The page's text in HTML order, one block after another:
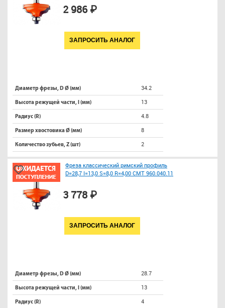
2 986 ₽
ЗАПРОСИТЬ АНАЛОГ
Диаметр фрезы, D Ø (мм) 34.2
Высота режущей части, l (мм) 13
Радиус (R) 4.8
Размер хвостовика Ø (мм) 8
Количество зубьев, Z (шт) 2
Фреза классический римский профиль
D=28,7 I=13,0 S=8,0 R=4,00 CMT 960.040.11
3 778 ₽
ЗАПРОСИТЬ АНАЛОГ
Диаметр фрезы, D Ø (мм) 28.7
Высота режущей части, l (мм) 13
Радиус (R) 4